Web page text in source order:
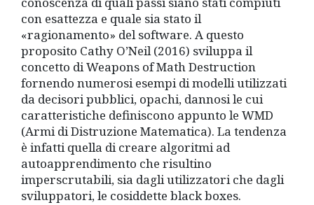
con esattezza e quale sia stato il
«ragionamento» del software. A questo
proposito Cathy O’Neil (2016) sviluppa il
concetto di Weapons of Math Destruction
fornendo numerosi esempi di modelli utilizzati
da decisori pubblici, opachi, dannosi le cui
caratteristiche definiscono appunto le WMD
(Armi di Distruzione Matematica). La tendenza
è infatti quella di creare algoritmi ad
autoapprendimento che risultino
imperscrutabili, sia dagli utilizzatori che dagli
sviluppatori, le cosiddette black boxes.